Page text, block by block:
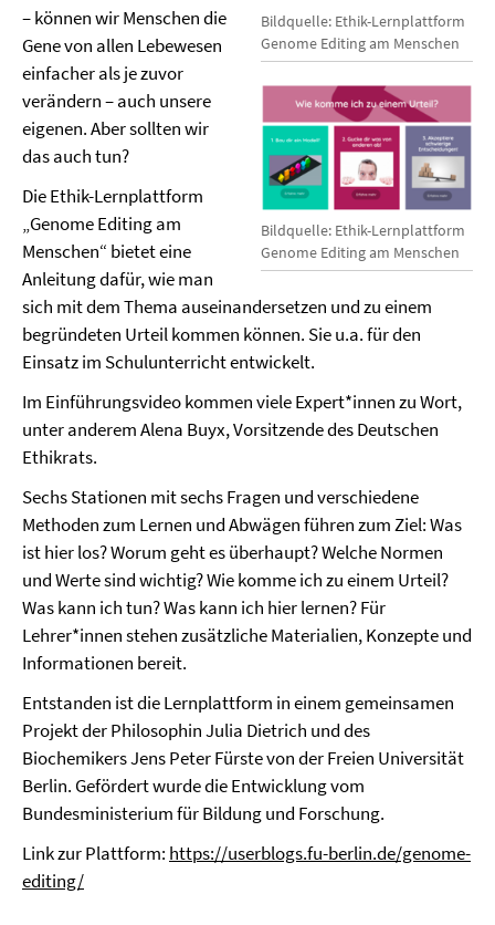
Bildquelle: Ethik-Lernplattform
Genome Editing am Menschen
Bildquelle: Ethik-Lernplattform
Genome Editing am Menschen
– können wir Menschen die
Gene von allen Lebewesen
einfacher als je zuvor
verändern – auch unsere
eigenen. Aber sollten wir
das auch tun?
Die Ethik-Lernplattform
„Genome Editing am
Menschen“ bietet eine
Anleitung dafür, wie man
sich mit dem Thema auseinandersetzen und zu einem
begründeten Urteil kommen können. Sie u.a. für den
Einsatz im Schulunterricht entwickelt.
Im Einführungsvideo kommen viele Expert*innen zu Wort,
unter anderem Alena Buyx, Vorsitzende des Deutschen
Ethikrats.
Sechs Stationen mit sechs Fragen und verschiedene
Methoden zum Lernen und Abwägen führen zum Ziel: Was
ist hier los? Worum geht es überhaupt? Welche Normen
und Werte sind wichtig? Wie komme ich zu einem Urteil?
Was kann ich tun? Was kann ich hier lernen? Für
Lehrer*innen stehen zusätzliche Materialien, Konzepte und
Informationen bereit.
Entstanden ist die Lernplattform in einem gemeinsamen
Projekt der Philosophin Julia Dietrich und des
Biochemikers Jens Peter Fürste von der Freien Universität
Berlin. Gefördert wurde die Entwicklung vom
Bundesministerium für Bildung und Forschung.
Link zur Plattform: https://userblogs.fu-berlin.de/genome-
editing/